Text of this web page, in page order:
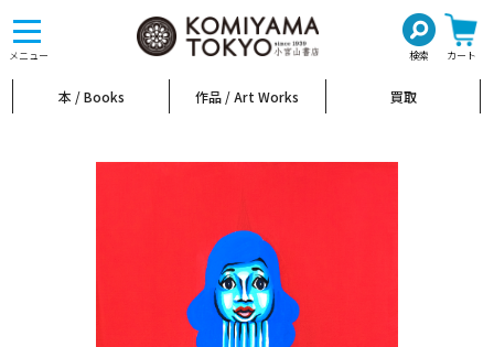
メニュー 検索 カート
toggle
navigation
本 / Books 作品 / Art Works 買取